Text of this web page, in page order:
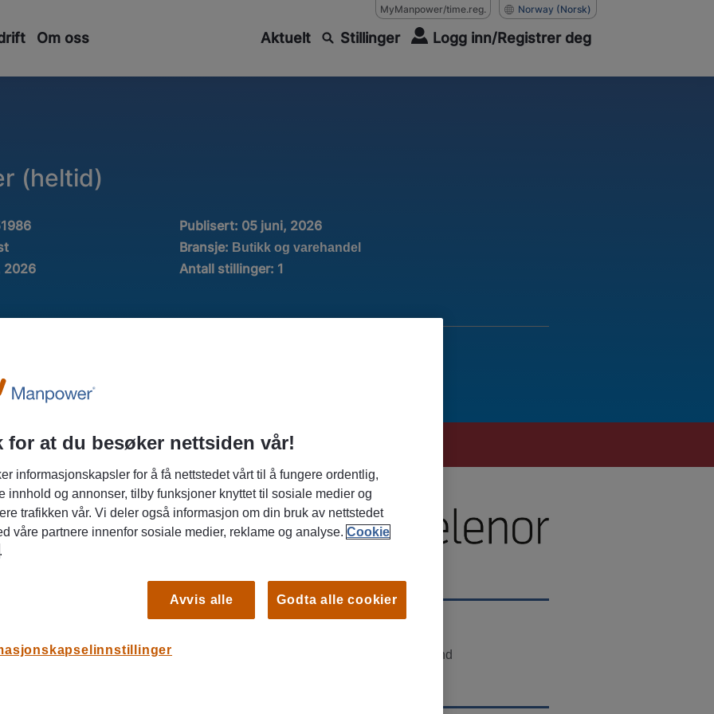
MyManpower/time.reg. Norway (Norsk)
Om oss Aktuelt Stillinger Logg inn/Registrer deg
(heltid)
Publisert: 05 juni, 2026
Bransje: Butikk og varehandel
2026 Antall stillinger: 1
å fikse ting for folk - og vil bli god på
søker vi etter en serviceinnstilt og
heltidsstilling (80%) på Sandnes Maxi. I denne
av et sosialt og aktivt butikkmiljø, hvor du hver
kunder med løsninger som gjør hverdagen
STED
Sandnes, Rogaland
for at du besøker nettsiden vår!
informasjonskapsler for å få nettstedet vårt til å fungere ordentlig,
innhold og annonser, tilby funksjoner knyttet til sosiale medier og
trafikken vår. Vi deler også informasjon om din bruk av nettstedet
våre partnere innenfor sosiale medier, reklame og analyse.Cookie
.
Avvis alle Godta alle cookier